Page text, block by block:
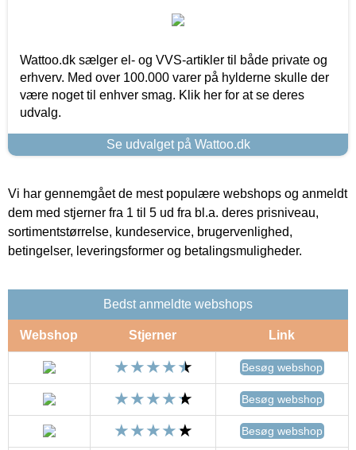
Wattoo.dk sælger el- og VVS-artikler til både private og
erhverv. Med over 100.000 varer på hylderne skulle der
være noget til enhver smag. Klik her for at se deres
udvalg.
Se udvalget på Wattoo.dk
Vi har gennemgået de mest populære webshops og anmeldt
dem med stjerner fra 1 til 5 ud fra bl.a. deres prisniveau,
sortimentstørrelse, kundeservice, brugervenlighed,
betingelser, leveringsformer og betalingsmuligheder.
Bedst anmeldte webshops
Webshop Stjerner Link
Besøg webshop
Besøg webshop
Besøg webshop